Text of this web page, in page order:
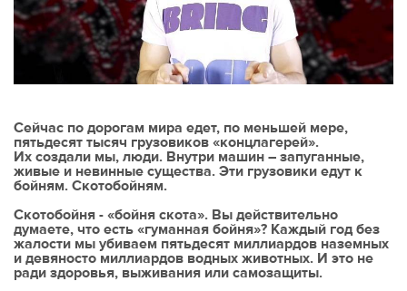
Сейчас по дорогам мира едет, по меньшей мере,
пятьдесят тысяч грузовиков «концлагерей».
Их создали мы, люди. Внутри машин – запуганные,
живые и невинные существа. Эти грузовики едут к
бойням. Скотобойням.
Скотобойня - «бойня скота». Вы действительно
думаете, что есть «гуманная бойня»? Каждый год без
жалости мы убиваем пятьдесят миллиардов наземных
и девяносто миллиардов водных животных. И это не
ради здоровья, выживания или самозащиты.